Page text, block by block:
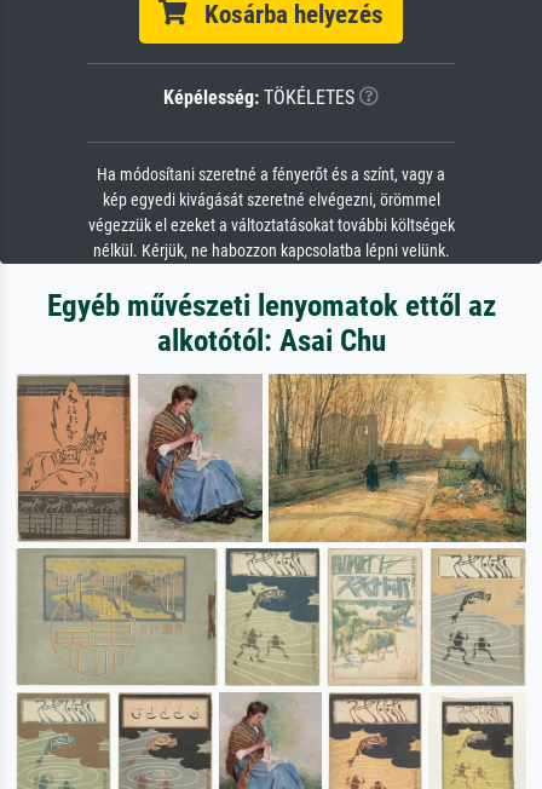
Kosárba helyezés
Képélesség: TÖKÉLETES
Ha módosítani szeretné a fényerőt és a színt, vagy a
kép egyedi kivágását szeretné elvégezni, örömmel
végezzük el ezeket a változtatásokat további költségek
nélkül. Kérjük, ne habozzon kapcsolatba lépni velünk.
Egyéb művészeti lenyomatok ettől az
alkotótól: Asai Chu